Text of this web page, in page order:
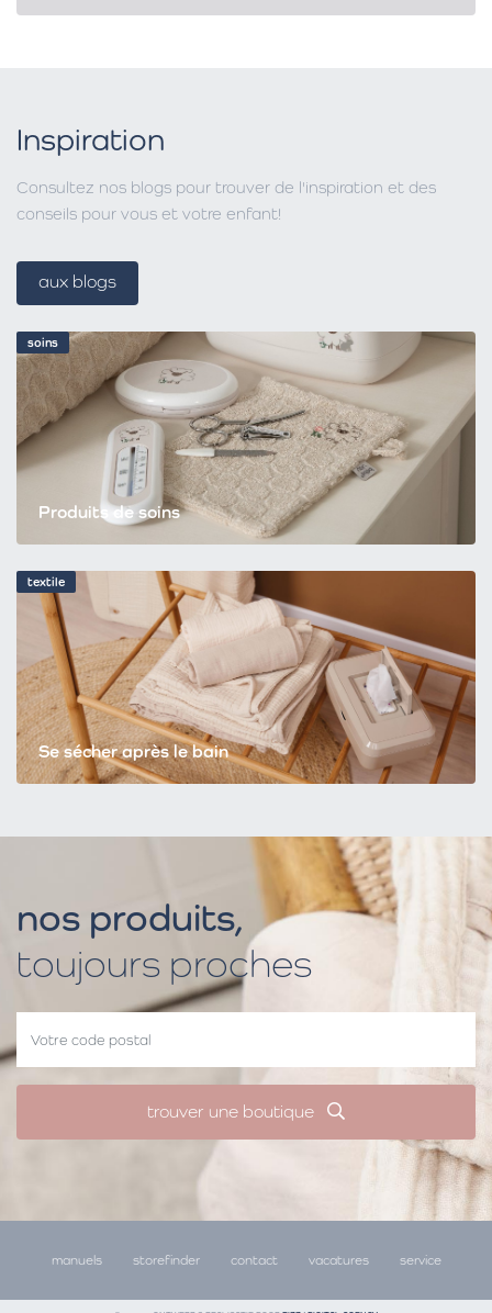
soins
Produits de soins
textile
Se sécher après le bain
Inspiration
Consultez nos blogs pour trouver de l'inspiration et des
conseils pour vous et votre enfant!
aux blogs
nos produits,
toujours proches
trouver une boutique
manuels storefinder contact vacatures service